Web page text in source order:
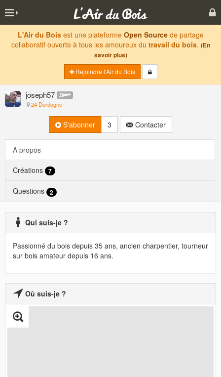
L'Air du Boisest une plateforme Open Sourcede partage
collaboratif ouverte à tous les amoureux du travail du bois. (En
savoir plus)
Rejoindre l'Air du Bois
joseph57
24 Dordogne
S'abonner 3 Contacter
A propos
Créations 7
Questions 2
Qui suis-je ?
Passionné du bois depuis 35 ans, ancien charpentier, tourneur
sur bois amateur depuis 16 ans.
Où suis-je ?